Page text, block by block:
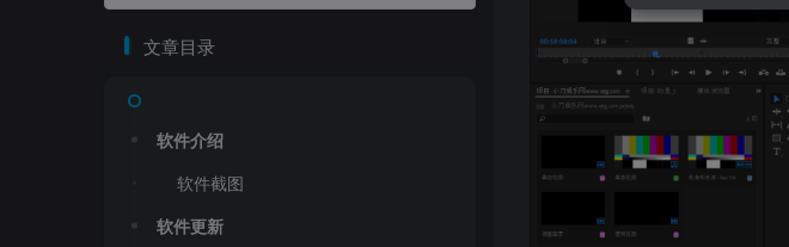
文章目录
软件介绍
软件截图
软件更新